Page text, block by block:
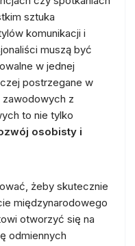
sztuka
komunikacji i
muszą być
w jednej
postrzegane w
zawodowych z
to nie tylko
osobisty i
żeby skutecznie
międzynarodowego
otworzyć się na
odmiennych